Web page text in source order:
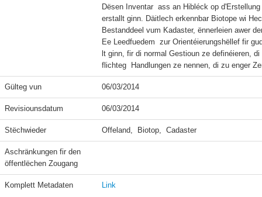
Dësen Inventar  ass an Hibléck op
erstallt ginn. Däitlech erkennbar Biotope wi
Bestanddeel vum Kadaster, ënnerleien awer
Ee Leedfuedem  zur Orientéierungshëllef fir
lt ginn, fir di normal Gestioun ze definéieren,
Gülteg vun 06/03/2014
Revisiounsdatum 06/03/2014
Stëchwieder Offeland,  Biotop,  Cadaster
Aschränkungen fir den
öffentlëchen Zougang
Komplett Metadaten Link